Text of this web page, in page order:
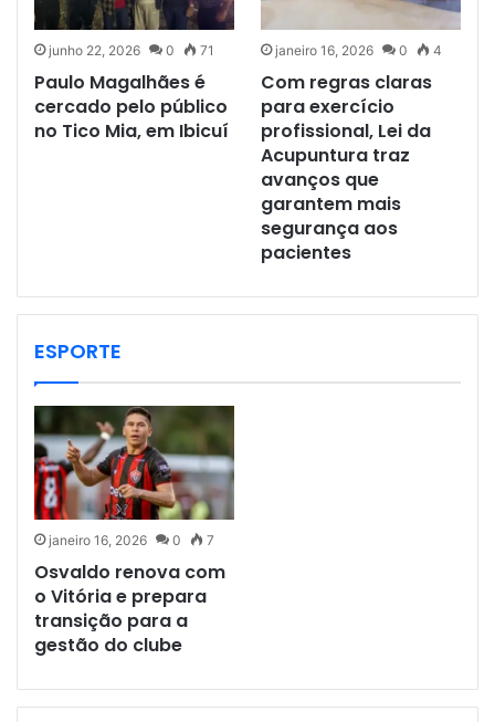
junho 22, 2026 0 71
Paulo Magalhães é
cercado pelo público
no Tico Mia, em Ibicuí
janeiro 16, 2026 0 4
Com regras claras
para exercício
profissional, Lei da
Acupuntura traz
avanços que
garantem mais
segurança aos
pacientes
ESPORTE
janeiro 16, 2026 0 7
Osvaldo renova com
o Vitória e prepara
transição para a
gestão do clube